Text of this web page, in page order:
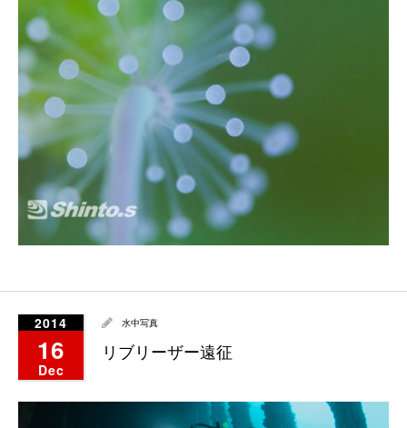
2014
16
Dec
水中写真
リブリーザー遠征